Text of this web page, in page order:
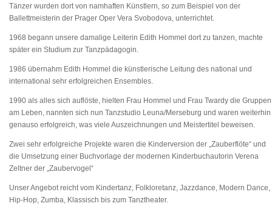
Tänzer wurden dort von namhaften Künstlern, so zum Beispiel von der
Ballettmeisterin der Prager Oper Vera Svobodova, unterrichtet.
1968 begann unsere damalige Leiterin Edith Hommel dort zu tanzen, machte
später ein Studium zur Tanzpädagogin.
1986 übernahm Edith Hommel die künstlerische Leitung des national und
international sehr erfolgreichen Ensembles.
1990 als alles sich auflöste, hielten Frau Hommel und Frau Twardy die Gruppen
am Leben, nannten sich nun Tanzstudio Leuna/Merseburg und waren weiterhin
genauso erfolgreich, was viele Auszeichnungen und Meistertitel beweisen.
Zwei sehr erfolgreiche Projekte waren die Kinderversion der „Zauberflöte“ und
die Umsetzung einer Buchvorlage der modernen Kinderbuchautorin Verena
Zeltner der „Zaubervogel“
Unser Angebot reicht vom Kindertanz, Folkloretanz, Jazzdance, Modern Dance,
Hip-Hop, Zumba, Klassisch bis zum Tanztheater.